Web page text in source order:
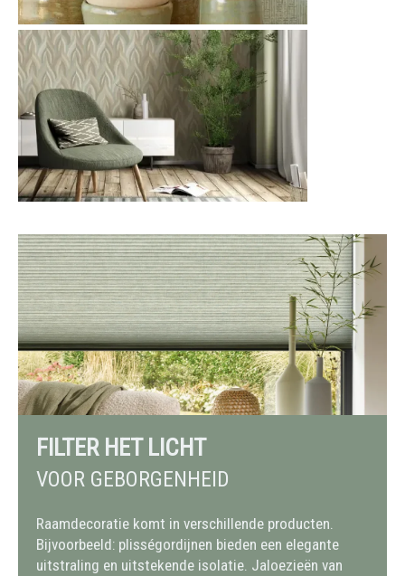
FILTER HET LICHT
VOOR GEBORGENHEID
Raamdecoratie komt in verschillende producten.
Bijvoorbeeld: plisségordijnen bieden een elegante
uitstraling en uitstekende isolatie. Jaloezieën van